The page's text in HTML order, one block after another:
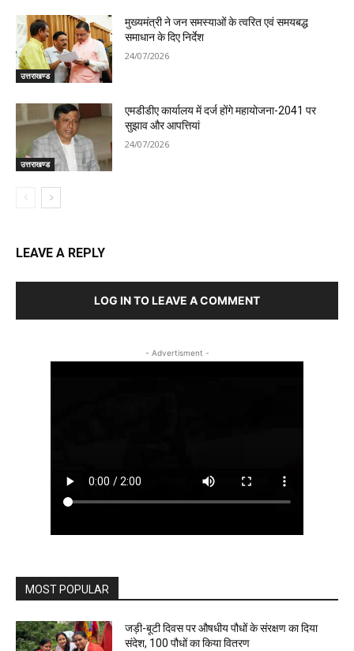
उत्तराखण्ड
मुख्यमंत्री ने जन समस्याओं के त्वरित एवं समयबद्ध
समाधान के दिए निर्देश
24/07/2026
उत्तराखण्ड
एमडीडीए कार्यालय में दर्ज होंगे महायोजना-2041 पर
सुझाव और आपत्तियां
24/07/2026
LEAVE A REPLY
LOG IN TO LEAVE A COMMENT
- Advertisment -
MOST POPULAR
जड़ी-बूटी दिवस पर औषधीय पौधों के संरक्षण का दिया
संदेश, 100 पौधों का किया वितरण